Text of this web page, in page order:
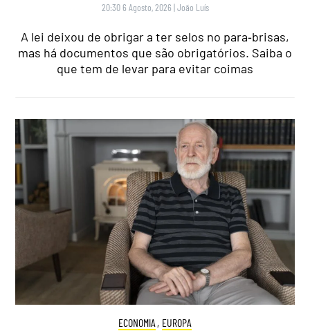
20:30 6 Agosto, 2026 |João Luís
A lei deixou de obrigar a ter selos no para‑brisas,
mas há documentos que são obrigatórios. Saiba o
que tem de levar para evitar coimas
ECONOMIA , EUROPA